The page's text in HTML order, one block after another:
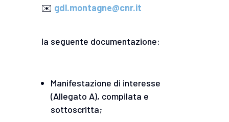
✉️ gdl.montagne@cnr.it
la seguente documentazione:
Manifestazione di interesse
(Allegato A), compilata e
sottoscritta;